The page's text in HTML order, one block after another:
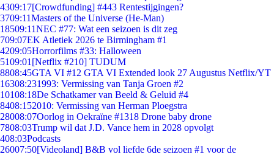
4309:17[Crowdfunding] #443 Rentestijgingen?
3709:11Masters of the Universe (He-Man)
18509:11NEC #77: Wat een seizoen is dit zeg
709:07EK Atletiek 2026 te Birmingham #1
4209:05Horrorfilms #33: Halloween
5109:01 [Netflix #210] TUDUM
8808:45GTA VI #12 GTA VI Extended look 27 Augustus Netflix/YT
16308:231993: Vermissing van Tanja Groen #2
10108:18De Schatkamer van Beeld & Geluid #4
8408:152010: Vermissing van Herman Ploegstra
28008:07Oorlog in Oekraïne #1318 Drone baby drone
7808:03Trump wil dat J.D. Vance hem in 2028 opvolgt
408:03Podcasts
26007:50[Videoland] B&B vol liefde 6de seizoen #1 voor de